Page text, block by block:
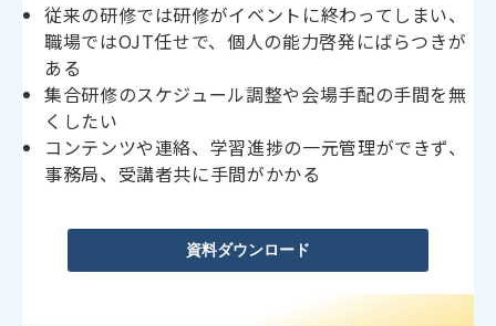
従来の研修では研修がイベントに終わってしまい、
職場ではOJT任せで、個人の能力啓発にばらつきが
ある
集合研修のスケジュール調整や会場手配の手間を無
くしたい
コンテンツや連絡、学習進捗の一元管理ができず、
事務局、受講者共に手間がかかる
資料ダウンロード